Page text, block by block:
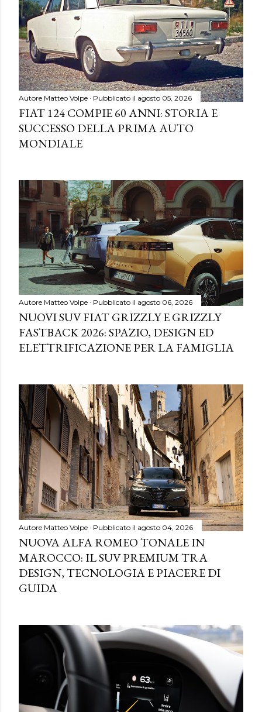
Autore Matteo Volpe Pubblicato il agosto 05, 2026
FIAT 124 COMPIE 60 ANNI: STORIA E
SUCCESSO DELLA PRIMA AUTO
MONDIALE
Autore Matteo Volpe Pubblicato il agosto 06, 2026
NUOVI SUV FIAT GRIZZLY E GRIZZLY
FASTBACK 2026: SPAZIO, DESIGN ED
ELETTRIFICAZIONE PER LA FAMIGLIA
Autore Matteo Volpe Pubblicato il agosto 04, 2026
NUOVA ALFA ROMEO TONALE IN
MAROCCO: IL SUV PREMIUM TRA
DESIGN, TECNOLOGIA E PIACERE DI
GUIDA